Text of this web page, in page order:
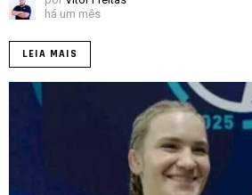
há um mês
LEIA MAIS